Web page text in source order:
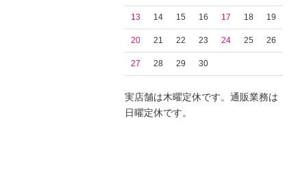
13 14 15 16 17 18 19
20 21 22 23 24 25 26
27 28 29 30
実店舗は木曜定休です。通販業務は
日曜定休です。